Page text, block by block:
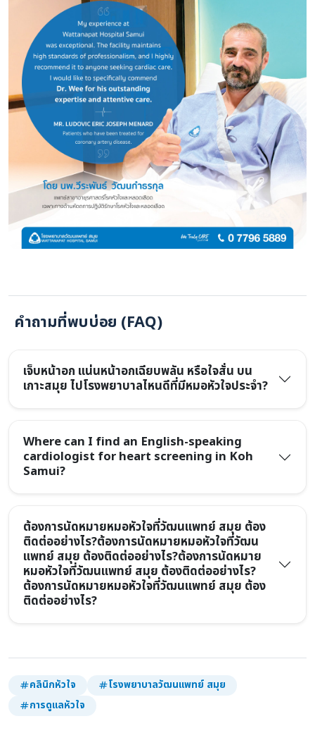
คำถามที่พบบ่อย (FAQ)
เจ็บหน้าอก แน่นหน้าอกเฉียบพลัน หรือใจสั่น บน
เกาะสมุย ไปโรงพยาบาลไหนดีที่มีหมอหัวใจประจำ?
Where can I find an English-speaking
cardiologist for heart screening in Koh
Samui?
ต้องการนัดหมายหมอหัวใจที่วัฒนแพทย์ สมุย ต้อง
ติดต่ออย่างไร?ต้องการนัดหมายหมอหัวใจที่วัฒน
แพทย์ สมุย ต้องติดต่ออย่างไร?ต้องการนัดหมาย
หมอหัวใจที่วัฒนแพทย์ สมุย ต้องติดต่ออย่างไร?
ต้องการนัดหมายหมอหัวใจที่วัฒนแพทย์ สมุย ต้อง
ติดต่ออย่างไร?
คลินิกหัวใจ
โรงพยาบาลวัฒนแพทย์ สมุย
การดูแลหัวใจ